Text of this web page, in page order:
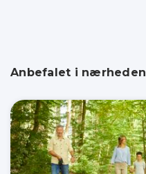
Anbefalet i nærheden